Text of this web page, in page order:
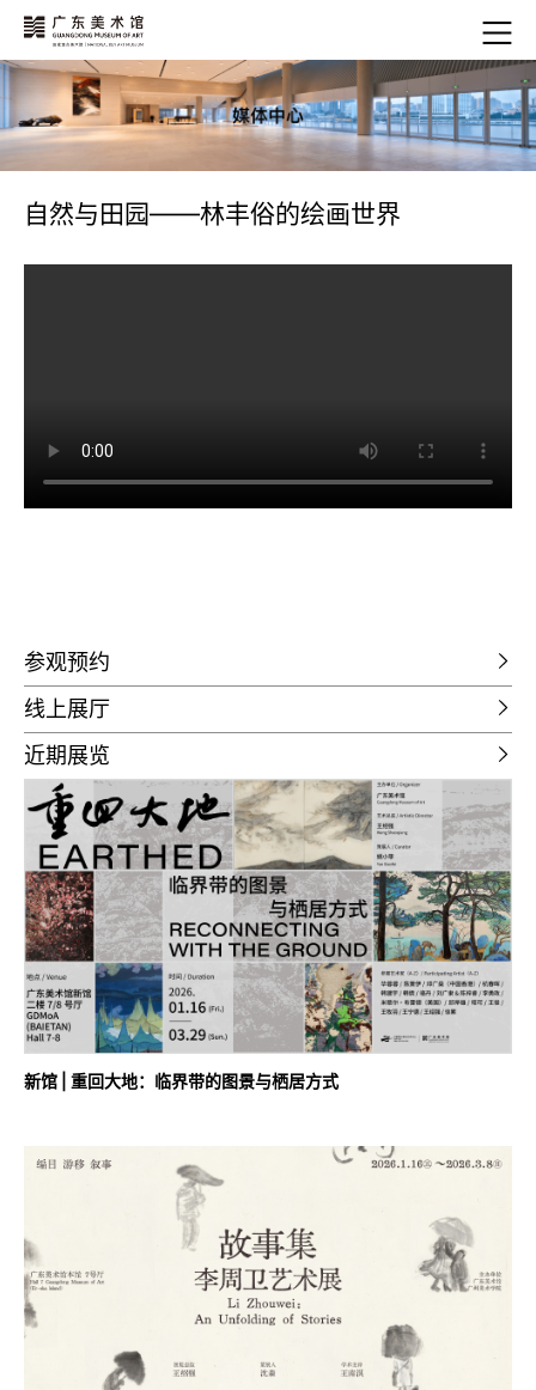
自然与田园——林丰俗的绘画世界
参观预约
线上展厅
近期展览
新馆 | 重回大地：临界带的图景与栖居方式